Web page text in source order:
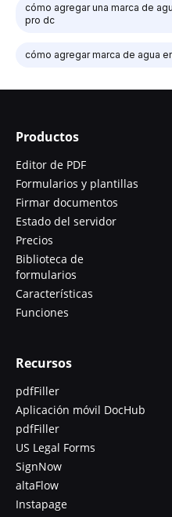
cómo agregar una marca de
pro dc
cómo agregar marca de agua
Productos
Editor de PDF
Formularios y plantillas
Firmar documentos
Estado del servidor
Precios
Biblioteca de
formularios
Características
Funciones
Recursos
pdfFiller
Aplicación móvil DocHub
pdfFiller
US Legal Forms
SignNow
altaFlow
Instapage